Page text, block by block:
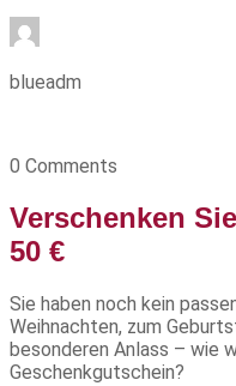
blueadm
0 Comments
Verschenken
50 €
Sie haben noch kein
Weihnachten, zum
besonderen Anlass – wie
Geschenkgutschein?